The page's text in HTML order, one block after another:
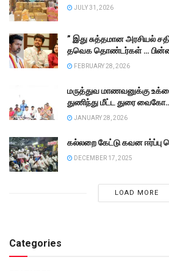
JULY 31, 2026
” இது சுத்தமான அரசியல்
தவெக தொண்டர்கள் …
FEBRUARY 28, 2026
மருத்துவ மாணவனுக்கு
துணிந்து மீட்ட துரை
JANUARY 28, 2026
கல்லறை கேட்டு கவன ஈர்ப்பு
DECEMBER 17, 2025
LOAD MORE
Categories